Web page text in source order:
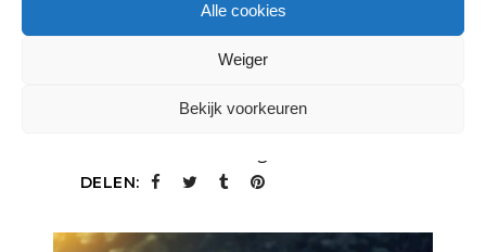
Alle cookies
Weiger
Bekijk voorkeuren
In Sittard is door C-turn een
DELEN: